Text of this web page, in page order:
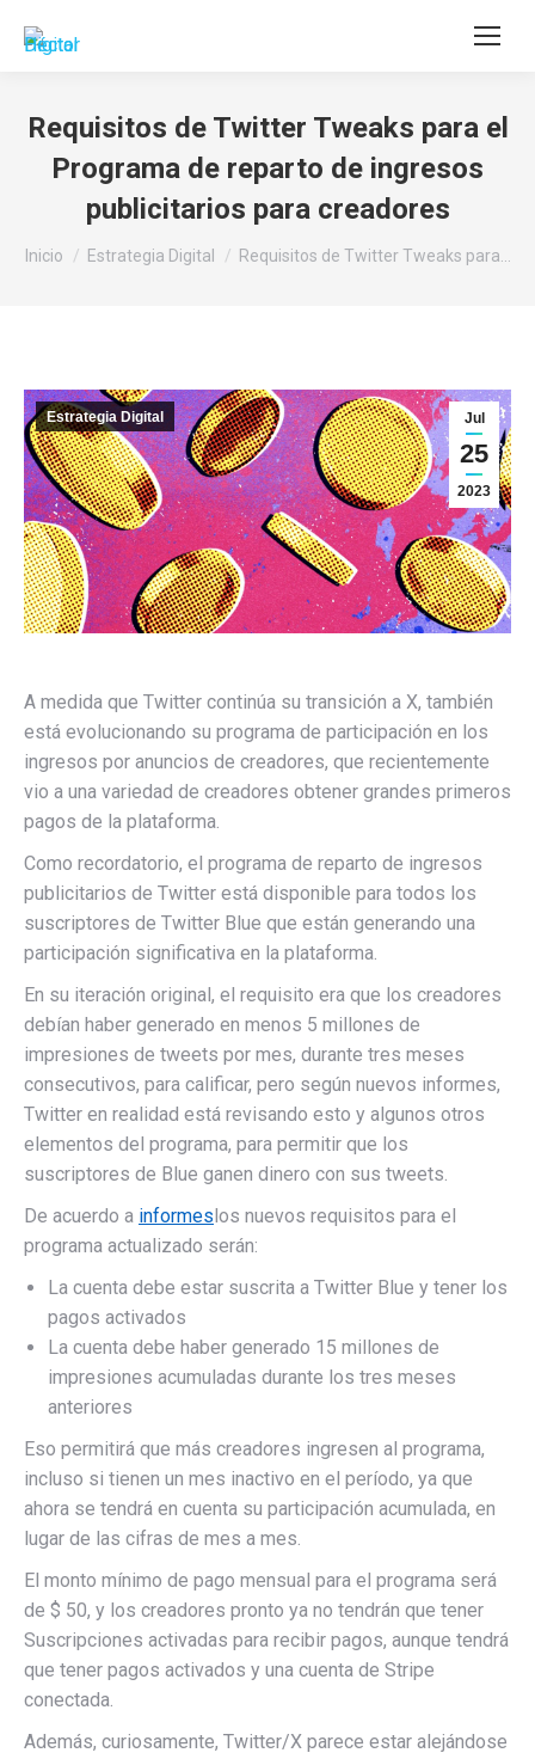
Buscar:
Requisitos de Twitter Tweaks para el
Programa de reparto de ingresos
publicitarios para creadores
Estás aquí:
Inicio Estrategia Digital Requisitos de Twitter Tweaks para…
Jul
25
2023
Estrategia Digital
A medida que Twitter continúa su transición a X, también
está evolucionando su programa de participación en los
ingresos por anuncios de creadores, que recientemente
vio a una variedad de creadores obtener grandes primeros
pagos de la plataforma.
Como recordatorio, el programa de reparto de ingresos
publicitarios de Twitter está disponible para todos los
suscriptores de Twitter Blue que están generando una
participación significativa en la plataforma.
En su iteración original, el requisito era que los creadores
debían haber generado en menos 5 millones de
impresiones de tweets por mes, durante tres meses
consecutivos, para calificar, pero según nuevos informes,
Twitter en realidad está revisando esto y algunos otros
elementos del programa, para permitir que los
suscriptores de Blue ganen dinero con sus tweets.
De acuerdo a informeslos nuevos requisitos para el
programa actualizado serán:
La cuenta debe estar suscrita a Twitter Blue y tener los
pagos activados
La cuenta debe haber generado 15 millones de
impresiones acumuladas durante los tres meses
anteriores
Eso permitirá que más creadores ingresen al programa,
incluso si tienen un mes inactivo en el período, ya que
ahora se tendrá en cuenta su participación acumulada, en
lugar de las cifras de mes a mes.
El monto mínimo de pago mensual para el programa será
de $ 50, y los creadores pronto ya no tendrán que tener
Suscripciones activadas para recibir pagos, aunque tendrá
que tener pagos activados y una cuenta de Stripe
conectada.
Además, curiosamente, Twitter/X parece estar alejándose